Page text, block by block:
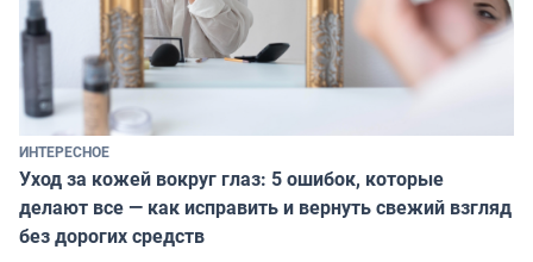
ИНТЕРЕСНОЕ
Уход за кожей вокруг глаз: 5 ошибок, которые
делают все — как исправить и вернуть свежий взгляд
без дорогих средств